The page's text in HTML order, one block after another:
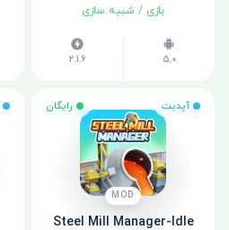
بازی / شبیه سازی
5.0
2.1.6
آپدیت رایگان
MOD
Steel Mill Manager-Idle